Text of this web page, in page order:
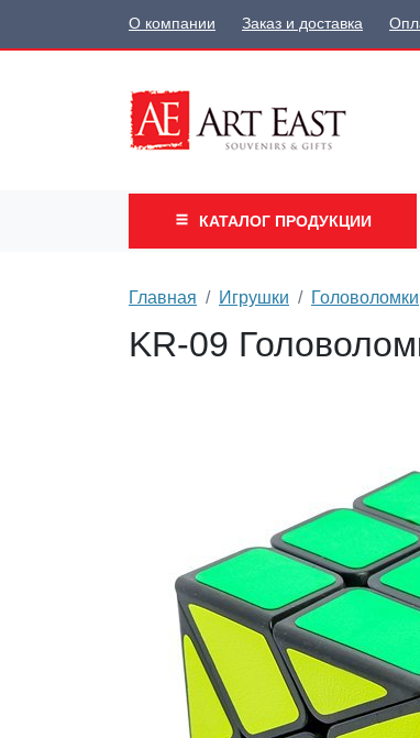
О компании Заказ и доставка
КАТАЛОГ ПРОДУКЦИИ
Главная Игрушки Головоломки
KR-09